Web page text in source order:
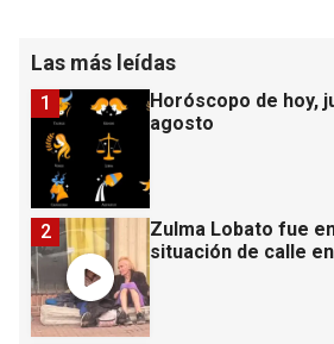
Las más leídas
Horóscopo de hoy,
agosto
1
Zulma Lobato fue
situación de calle
2